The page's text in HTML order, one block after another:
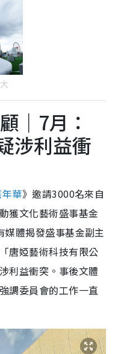
｜7月：
涉利益衝
華》邀請3000名來自
獲文化藝術盛事基金
體揭發盛事基金副主
唐婭藝術科技有限公
利益衝突。事後文體
調委員會的工作一直